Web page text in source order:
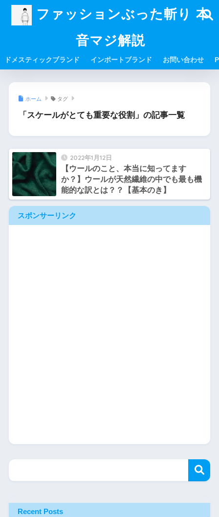
ファッションぶった斬り 本
音マジ解説
ドメスティックブランド インポートブランド お問い合わせ
ホーム タグ
「スケールがとても重要な役割」の記事一覧
2022年1月12日
【ウールのこと、本当に知ってます
か？】ウールが天然繊維の中でも最も機
能的な訳とは？？【基本のき】
スポンサーリンク
Recent Posts